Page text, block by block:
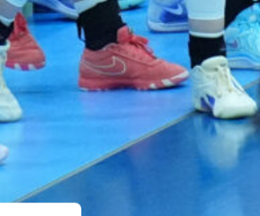
EM-kisoihin –
avausottelu
torstaina
Bulgariaa
vastaan